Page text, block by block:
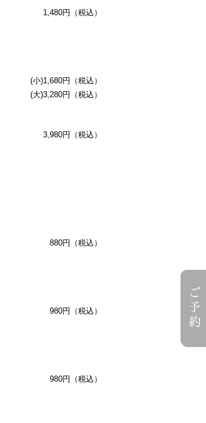
1,480円（税込）
(小)1,680円（税込）
(大)3,280円（税込）
3,980円（税込）
880円（税込）
980円（税込）
980円（税込）